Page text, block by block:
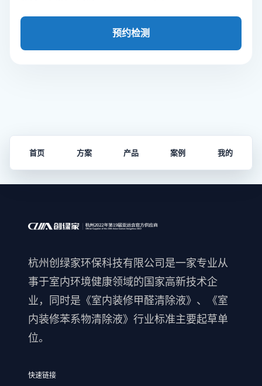
预约检测
首页 方案 产品 案例 我的
杭州创绿家环保科技有限公司是一家专业从
事于室内环境健康领域的国家高新技术企
业，同时是《室内装修甲醛清除液》、《室
内装修苯系物清除液》行业标准主要起草单
位。
快速链接